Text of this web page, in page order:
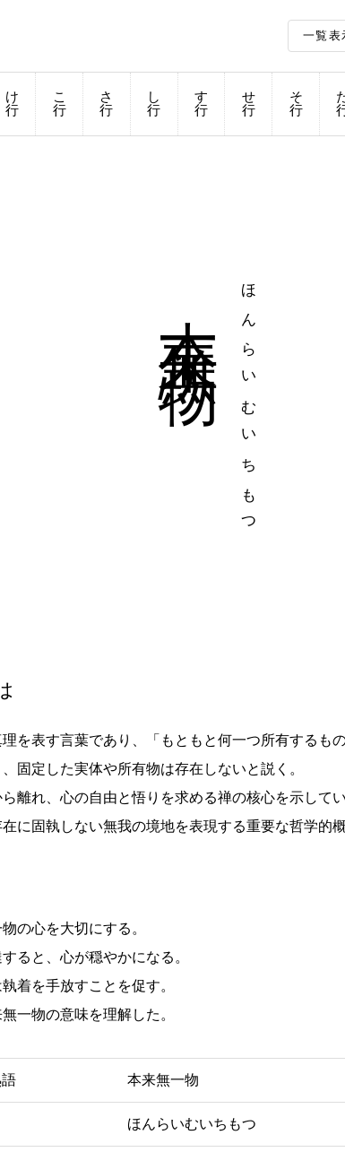
一覧表
け
行
こ
行
さ
行
し
行
す
行
せ
行
そ
行
ほんらいむいちもつ
を表す言葉であり、「もともと何一つ所有するも
固定した実体や所有物は存在しないと説く。
離れ、心の自由と悟りを求める禅の核心を示してい
に固執しない無我の境地を表現する重要な哲学的概
の心を大切にする。
ると、心が穏やかになる。
着を手放すことを促す。
一物の意味を理解した。
本来無一物
ほんらいむいちもつ